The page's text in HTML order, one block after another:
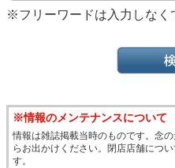
※フリーワードは入力しなく
※情報のメンテナンスについて
情報は雑誌掲載当時のものです。念
らお出かけください。閉店店舗につ
す。